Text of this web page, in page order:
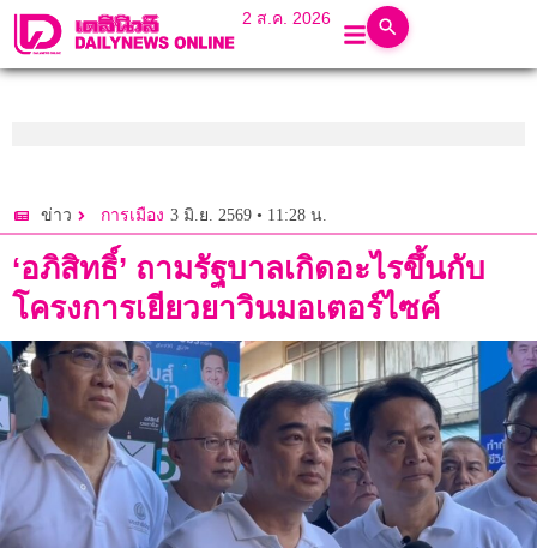
2 ส.ค. 2026
ข่าว การเมือง 3 มิ.ย. 2569 • 11:28 น.
‘อภิสิทธิ์’ ถามรัฐบาลเกิดอะไรขึ้นกับ
โครงการเยียวยาวินมอเตอร์ไซค์